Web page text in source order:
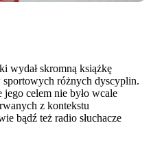
wydał skromną książkę
sportowych różnych dyscyplin.
celem nie było wcale
z kontekstu
bądź też radio słuchacze